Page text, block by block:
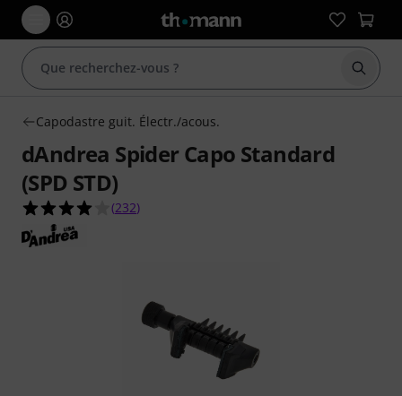
Capodastre guit. Électr./acous.
dAndrea Spider Capo Standard
(SPD STD)
4.0 étoiles sur 5 d'après 232 évaluations clients
(232)